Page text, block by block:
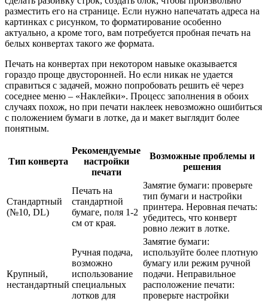
разместить его на странице. Если нужно напечатать адреса на
картинках с рисунком, то форматирование особенно
актуально, а кроме того, вам потребуется пробная печать на
белых конвертах такого же формата.
Печать на конвертах при некотором навыке оказывается
гораздо проще двусторонней. Но если никак не удается
справиться с задачей, можно попробовать решить её через
соседнее меню – «Наклейки». Процесс заполнения в обоих
случаях похож, но при печати наклеек невозможно ошибиться
с положением бумаги в лотке, да и макет выглядит более
понятным.
Тип конверта
Рекомендуемые
настройки
печати
Возможные проблемы и
решения
Стандартный
(№10, DL)
Печать на
стандартной
бумаге, поля 1-2
см от края.
Замятие бумаги: проверьте
тип бумаги и настройки
принтера. Неровная печать:
убедитесь, что конверт
ровно лежит в лотке.
Крупный,
нестандартный
Ручная подача,
возможно
использование
специальных
лотков для
Замятие бумаги:
используйте более плотную
бумагу или режим ручной
подачи. Неправильное
расположение печати:
проверьте настройки